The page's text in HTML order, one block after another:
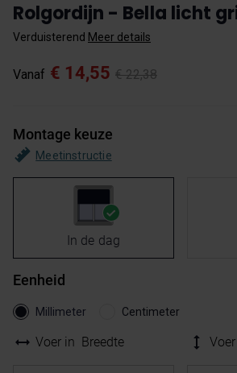
Rolgordijn - Bella licht
Verduisterend Meer details
Vanaf € 22,38
€ 14,55
Montage keuze
Meetinstructie
In de dag
Eenheid
Millimeter Centimeter
Voer in Breedte